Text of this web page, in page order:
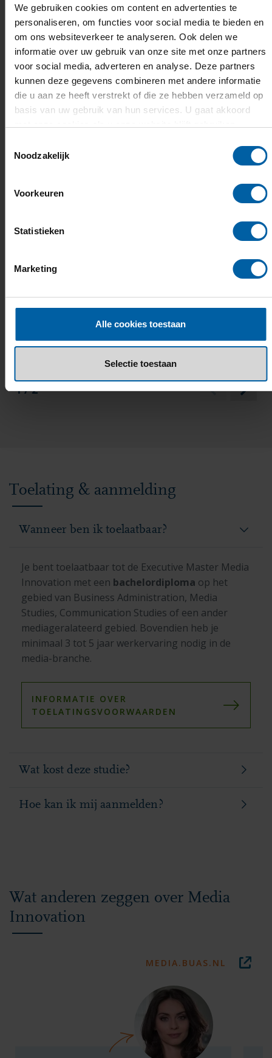
We gebruiken cookies om content en advertenties te
personaliseren, om functies voor social media te bieden en
om ons websiteverkeer te analyseren. Ook delen we
informatie over uw gebruik van onze site met onze partners
voor social media, adverteren en analyse. Deze partners
kunnen deze gegevens combineren met andere informatie
die u aan ze heeft verstrekt of die ze hebben verzameld op
basis van uw gebruik van hun services. U gaat akkoord
Noodzakelijk
Voorkeuren
Statistieken
Marketing
Alle cookies toestaan
Selectie toestaan
Wat deze opleiding uniek maakt
Pas alles wat je leert toe op echte een
Banijay of 4DR Studios. Je formuleert
concept en presenteert dit aan de
ONTDEK DE PRAKTIJKCASE
1 / 2
Toelating & aanmelding
Wanneer ben ik toelaatbaar?
Je bent toelaatbaar tot de Executive Master Media
Innovation met een bachelordiploma op het
gebied van Business Administration, Media
Studies, Communication Studies of een ander
mediageralateerd gebied. Bovendien heb je
minimaal 3 tot 5 jaar werkervaring nodig in de
media-branche.
INFORMATIE OVER
TOELATINGSVOORWAARDEN
Wat kost deze studie?
Hoe kan ik mij aanmelden?
Wat anderen zeggen over Media
Innovation
MEDIA.BUAS.NL